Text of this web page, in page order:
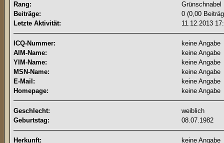
Rang:
Grünschnabel
Beiträge:
0 (0,00
Letzte Aktivität:
11.12.2013
ICQ-Nummer:
keine Angabe
AIM-Name:
keine Angabe
YIM-Name:
keine Angabe
MSN-Name:
keine Angabe
E-Mail:
keine Angabe
Homepage:
keine Angabe
Geschlecht:
weiblich
Geburtstag:
08.07.1982
Herkunft:
keine Angabe